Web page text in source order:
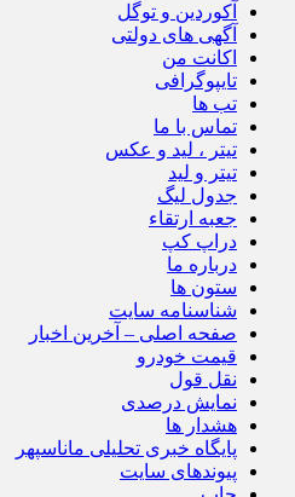
آکوردین و توگل
آگهی های دولتی
اکانت من
تایپوگرافی
تب ها
تماس با ما
تیتر ، لید و عکس
تیتر و لید
جدول لیگ
جعبه ارتقاء
دراپ کپ
درباره ما
ستون ها
شناسنامه سایت
صفحه اصلی – آخرین اخبار
قیمت خودرو
نقل قول
نمایش درصدی
هشدار ها
پایگاه خبری تحلیلی ماناسپهر
پیوندهای سایت